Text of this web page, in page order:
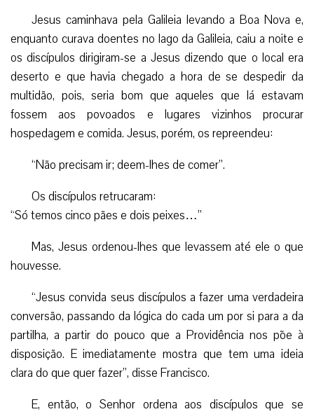
Jesus caminhava pela Galileia levando a Boa Nova e,
enquanto curava doentes no lago da Galileia, caiu a noite e
os discípulos dirigiram-se a Jesus dizendo que o local era
deserto e que havia chegado a hora de se despedir da
multidão, pois, seria bom que aqueles que lá estavam
fossem aos povoados e lugares vizinhos procurar
hospedagem e comida. Jesus, porém, os repreendeu:
“Não precisam ir; deem-lhes de comer”.
Os discípulos retrucaram:
“Só temos cinco pães e dois peixes…”
Mas, Jesus ordenou-lhes que levassem até ele o que
houvesse.
“Jesus convida seus discípulos a fazer uma verdadeira
conversão, passando da lógica do cada um por si para a da
partilha, a partir do pouco que a Providência nos põe à
disposição. E imediatamente mostra que tem uma ideia
clara do que quer fazer”, disse Francisco.
E, então, o Senhor ordena aos discípulos que se